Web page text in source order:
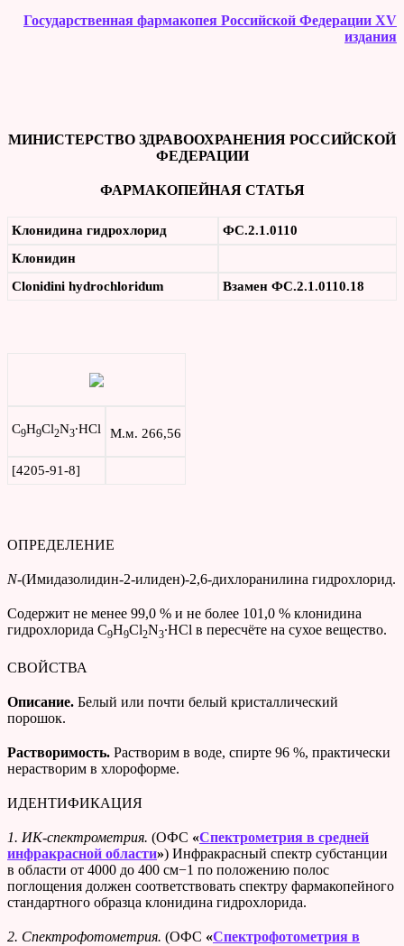
Государственная фармакопея Российской Федерации XV
издания
МИНИСТЕРСТВО ЗДРАВООХРАНЕНИЯ РОССИЙСКОЙ
ФЕДЕРАЦИИ
ФАРМАКОПЕЙНАЯ СТАТЬЯ
Клонидина гидрохлорид
ФС.2.1.0110
Клонидин
Clonidini hydrochloridum Взамен ФС.2.1.0110.18
C9H9Cl2N3∙HCl М.м. 266,56
[4205-91-8]
ОПРЕДЕЛЕНИЕ
N-(Имидазолидин-2-илиден)-2,6-дихлоранилина гидрохлорид.
Cодержит не менее 99,0 % и не более 101,0 % клонидина
гидрохлорида C9H9Cl2N3∙HCl в пересчёте на сухое вещество.
СВОЙСТВА
Описание. Белый или почти белый кристаллический
порошок.
Растворимость. Растворим в воде, спирте 96 %, практически
нерастворим в хлороформе.
ИДЕНТИФИКАЦИЯ
1. ИК-спектрометрия. (ОФС «Спектрометрия в средней
инфракрасной области») Инфракрасный спектр субстанции
в области от 4000 до 400 см−1 по положению полос
поглощения должен соответствовать спектру фармакопейного
стандартного образца клонидина гидрохлорида.
2. Спектрофотометрия. (ОФС «Спектрофотометрия в